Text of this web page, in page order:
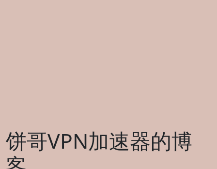
饼哥VPN加速器的博